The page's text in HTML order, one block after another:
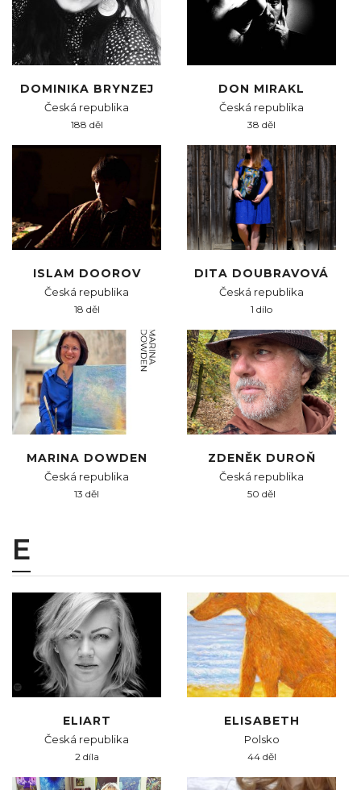
DOMINIKA BRYNZEJ
Česká republika
188 děl
DON MIRAKL
Česká republika
38 děl
ISLAM DOOROV
Česká republika
18 děl
DITA DOUBRAVOVÁ
Česká republika
1 dílo
MARINA DOWDEN
Česká republika
13 děl
ZDENĚK DUROŇ
Česká republika
50 děl
E
ELIART
Česká republika
2 díla
ELISABETH
Polsko
44 děl